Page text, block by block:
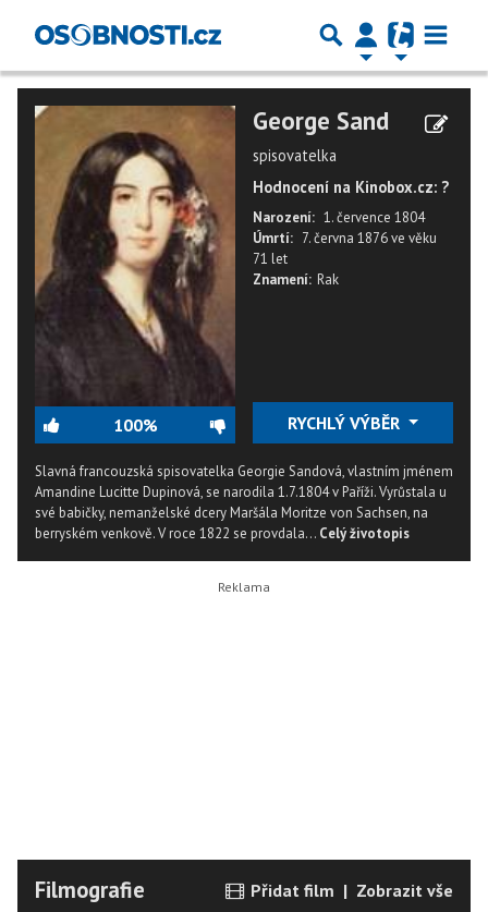
100%
George Sand
spisovatelka
Hodnocení na Kinobox.cz: ?
Narození: 1. července 1804
Úmrtí: 7. června 1876ve věku
71 let
Znamení: Rak
RYCHLÝ VÝBĚR
Slavná francouzská spisovatelka Georgie Sandová, vlastním jménem
Amandine Lucitte Dupinová, se narodila 1.7.1804 v Paříži. Vyrůstala u
své babičky, nemanželské dcery Maršála Moritze von Sachsen, na
berryském venkově. V roce 1822 se provdala... Celý životopis
Filmografie Přidat film | Zobrazit vše